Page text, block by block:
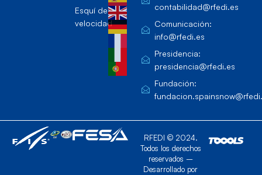
Esquí de
velocidad
contabilidad@rfedi.es
Comunicación:
info@rfedi.es
Presidencia:
presidencia@rfedi.es
Fundación:
RFEDI © 2024.
Todos los derechos
reservados –
Desarrollado por